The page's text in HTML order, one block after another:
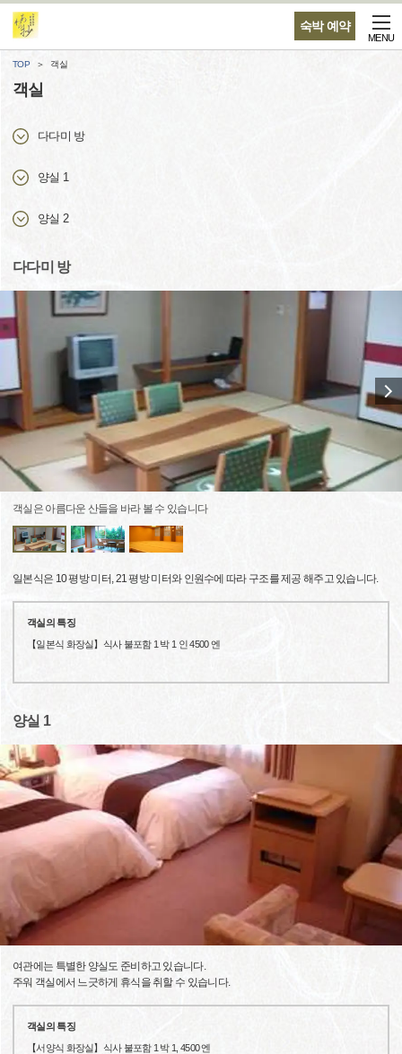
숙박 예약
MENU
TOP 객실
객실
다다미 방
양실 1
양실 2
다다미 방
객실은 아름다운 산들을 바라 볼 수 있습니다
일본식은 10 평방 미터, 21 평방 미터와 인원수에 따라 구조를 제공 해주고 있습니다.
객실의 특징
【일본식 화장실】식사 불포함 1 박 1 인 4500 엔
양실 1
여관에는 특별한 양실도 준비하고 있습니다.
주워 객실에서 느긋하게 휴식을 취할 수 있습니다.
객실의 특징
【서양식 화장실】식사 불포함 1 박 1, 4500 엔